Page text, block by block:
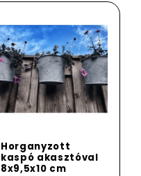
Horganyzott
kaspó akasztóval
8x9,5x10 cm